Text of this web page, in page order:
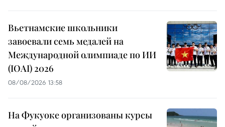
Вьетнамские школьники
завоевали семь медалей на
Международной олимпиаде по ИИ
(IOAI) 2026
08/08/2026 13:58
На Фукуоке организованы курсы